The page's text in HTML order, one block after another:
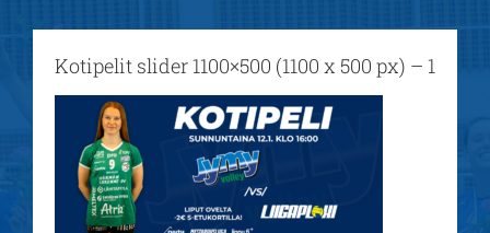
Kotipelit slider 1100×500 (1100 x 500 px) – 1